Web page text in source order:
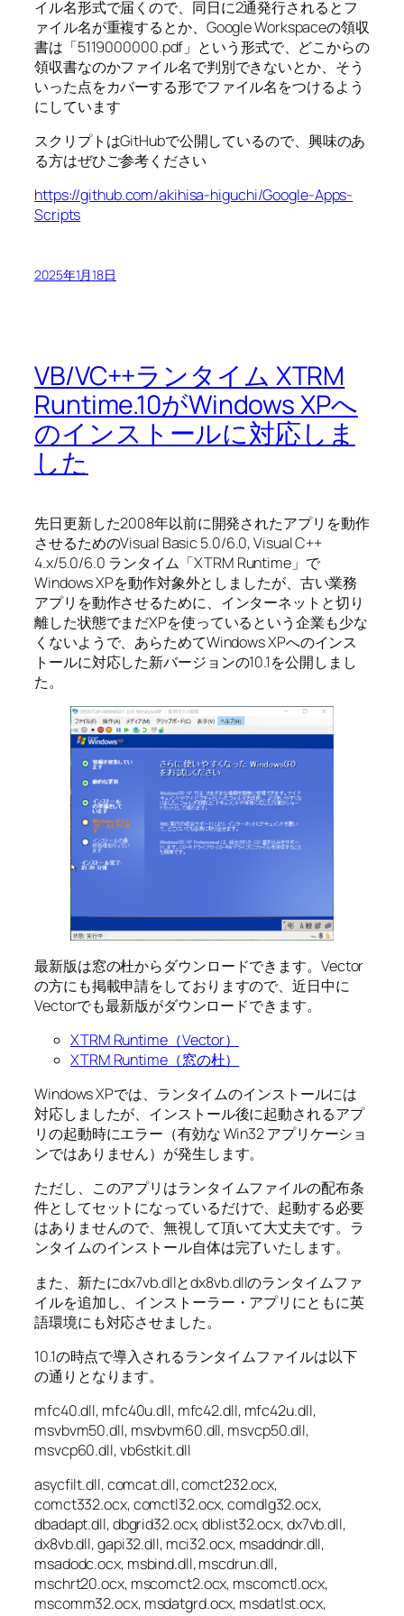
イル名形式で届くので、同日に2通発行されるとフ
ァイル名が重複するとか、Google Workspaceの領収
書は「5119000000.pdf」という形式で、どこからの
領収書なのかファイル名で判別できないとか、そう
いった点をカバーする形でファイル名をつけるよう
にしています
スクリプトはGitHubで公開しているので、興味のあ
る方はぜひご参考ください
https://github.com/akihisa-higuchi/Google-Apps-
Scripts
2025年1月18日
VB/VC++ランタイム XTRM
Runtime.10がWindows XPへ
のインストールに対応しま
した
先日更新した2008年以前に開発されたアプリを動作
させるためのVisual Basic 5.0/6.0, Visual C++
4.x/5.0/6.0 ランタイム「XTRM Runtime」で
Windows XPを動作対象外としましたが、古い業務
アプリを動作させるために、インターネットと切り
離した状態でまだXPを使っているという企業も少な
くないようで、あらためてWindows XPへのインス
トールに対応した新バージョンの10.1を公開しまし
た。
最新版は窓の杜からダウンロードできます。Vector
の方にも掲載申請をしておりますので、近日中に
Vectorでも最新版がダウンロードできます。
XTRM Runtime（Vector）
XTRM Runtime（窓の杜）
Windows XPでは、ランタイムのインストールには
対応しましたが、インストール後に起動されるアプ
リの起動時にエラー（有効な Win32 アプリケーショ
ンではありません）が発生します。
ただし、このアプリはランタイムファイルの配布条
件としてセットになっているだけで、起動する必要
はありませんので、無視して頂いて大丈夫です。ラ
ンタイムのインストール自体は完了いたします。
また、新たにdx7vb.dllとdx8vb.dllのランタイムファ
イルを追加し、インストーラー・アプリにともに英
語環境にも対応させました。
10.1の時点で導入されるランタイムファイルは以下
の通りとなります。
mfc40.dll, mfc40u.dll, mfc42.dll, mfc42u.dll,
msvbvm50.dll, msvbvm60.dll, msvcp50.dll,
msvcp60.dll, vb6stkit.dll
asycfilt.dll, comcat.dll, comct232.ocx,
comct332.ocx, comctl32.ocx, comdlg32.ocx,
dbadapt.dll, dbgrid32.ocx, dblist32.ocx, dx7vb.dll,
dx8vb.dll, gapi32.dll, mci32.ocx, msaddndr.dll,
msadodc.ocx, msbind.dll, mscdrun.dll,
mschrt20.ocx, mscomct2.ocx, mscomctl.ocx,
mscomm32.ocx, msdatgrd.ocx, msdatlst.ocx,